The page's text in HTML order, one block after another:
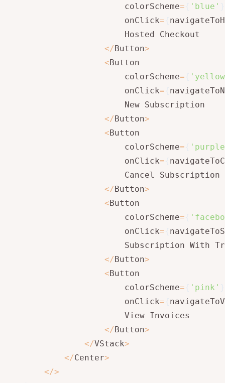
                        colorScheme
= 'blue'
                        onClick
=
                        Hosted Checkout
</ Button>
< Button
                        colorScheme
=
                        onClick
=
                        New Subscription
</ Button>
< Button
                        colorScheme
=
                        onClick
=
                        Cancel Subscription
</ Button>
< Button
                        colorScheme
=
                        onClick
=
Subscription With
</ Button>
< Button
                        colorScheme
= 'pink'
                        onClick
=
                        View Invoices
</ Button>
</VStack>
</Center>
</>